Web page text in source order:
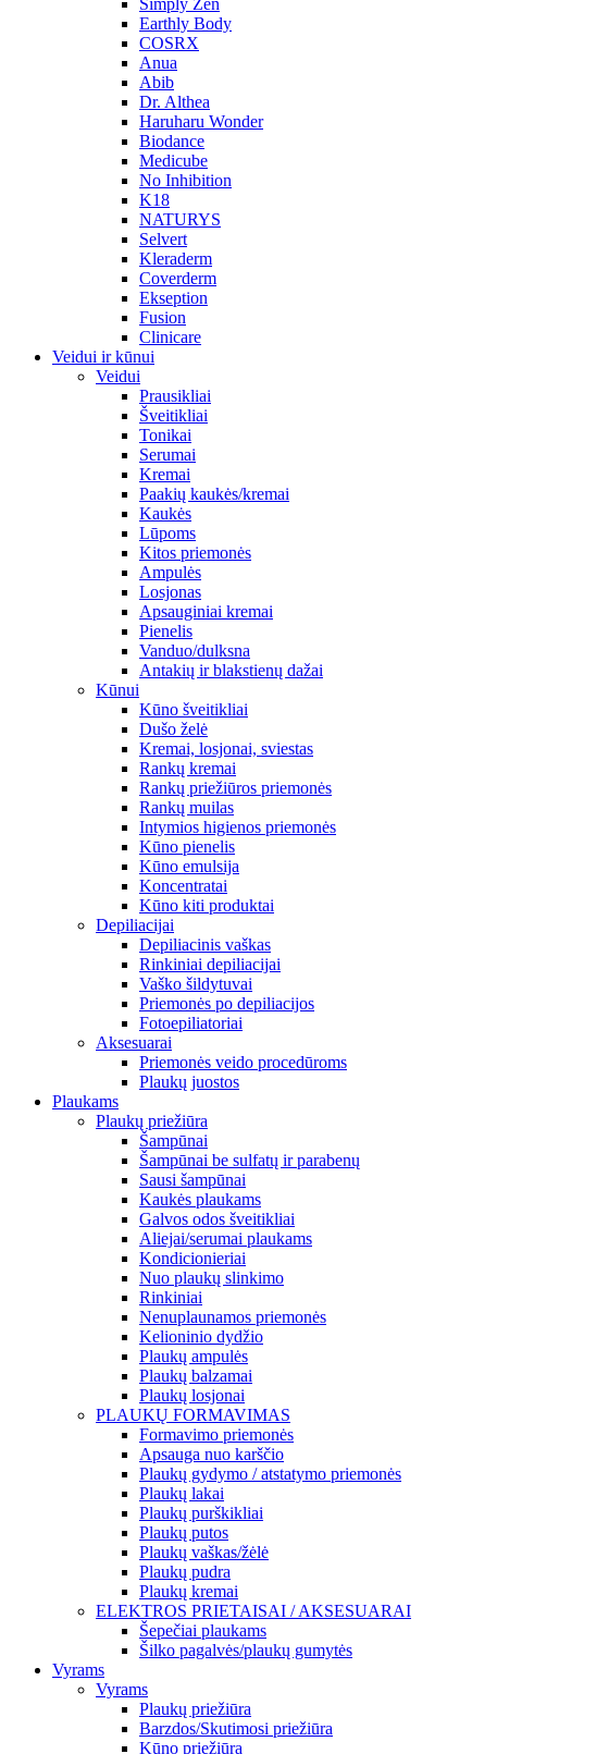
Simply Zen
Earthly Body
COSRX
Anua
Abib
Dr. Althea
Haruharu Wonder
Biodance
Medicube
No Inhibition
K18
NATURYS
Selvert
Kleraderm
Coverderm
Ekseption
Fusion
Clinicare
Veidui ir kūnui
Veidui
Prausikliai
Šveitikliai
Tonikai
Serumai
Kremai
Paakių kaukės/kremai
Kaukės
Lūpoms
Kitos priemonės
Ampulės
Losjonas
Apsauginiai kremai
Pienelis
Vanduo/dulksna
Antakių ir blakstienų dažai
Kūnui
Kūno šveitikliai
Dušo želė
Kremai, losjonai, sviestas
Rankų kremai
Rankų priežiūros priemonės
Rankų muilas
Intymios higienos priemonės
Kūno pienelis
Kūno emulsija
Koncentratai
Kūno kiti produktai
Depiliacijai
Depiliacinis vaškas
Rinkiniai depiliacijai
Vaško šildytuvai
Priemonės po depiliacijos
Fotoepiliatoriai
Aksesuarai
Priemonės veido procedūroms
Plaukų juostos
Plaukams
Plaukų priežiūra
Šampūnai
Šampūnai be sulfatų ir parabenų
Sausi šampūnai
Kaukės plaukams
Galvos odos šveitikliai
Aliejai/serumai plaukams
Kondicionieriai
Nuo plaukų slinkimo
Rinkiniai
Nenuplaunamos priemonės
Kelioninio dydžio
Plaukų ampulės
Plaukų balzamai
Plaukų losjonai
PLAUKŲ FORMAVIMAS
Formavimo priemonės
Apsauga nuo karščio
Plaukų gydymo / atstatymo priemonės
Plaukų lakai
Plaukų purškikliai
Plaukų putos
Plaukų vaškas/žėlė
Plaukų pudra
Plaukų kremai
ELEKTROS PRIETAISAI / AKSESUARAI
Šepečiai plaukams
Šilko pagalvės/plaukų gumytės
Vyrams
Vyrams
Plaukų priežiūra
Barzdos/Skutimosi priežiūra
Kūno priežiūra